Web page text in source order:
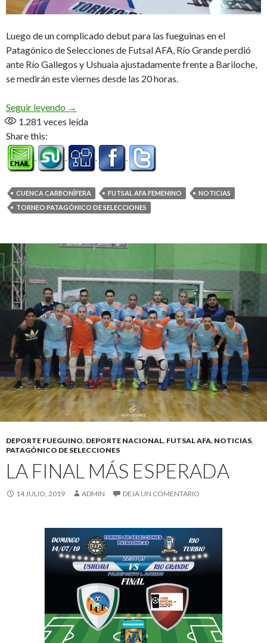
Luego de un complicado debut para las fueguinas en el
Patagónico de Selecciones de Futsal AFA, Río Grande perdió
ante Río Gallegos y Ushuaia ajustadamente frente a Bariloche,
se medirán este viernes desde las 20 horas.
Seguir leyendo Clásico de necesitadas
→
1.281 veces leída
Share this:
CUENCA CARBONÍFERA FUTSAL AFA FEMENINO
NOTICIAS
TORNEO PATAGÓNICO DE SELECCIONES
DEPORTE FUEGUINO, DEPORTE NACIONAL, FUTSAL AFA, NOTICIAS,
PATAGÓNICO DE SELECCIONES
LA FINAL MÁS ESPERADA
14 JULIO, 2019 ADMIN DEJA UN COMENTARIO